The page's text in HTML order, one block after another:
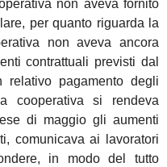
non aveva fornito
per quanto riguarda la
non aveva ancora
contrattuali previsti dal
pagamento degli
cooperativa si rendeva
di maggio gli aumenti
comunicava ai lavoratori
in modo del tutto